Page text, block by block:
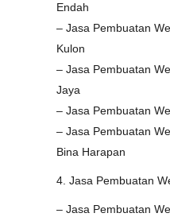
Endah
– Jasa Pembuatan
Kulon
– Jasa Pembuatan
Jaya
– Jasa Pembuatan
– Jasa Pembuatan
Bina Harapan
4. Jasa Pembuatan
– Jasa Pembuatan